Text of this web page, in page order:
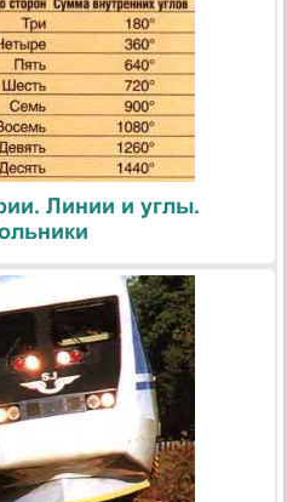
Линии и углы.